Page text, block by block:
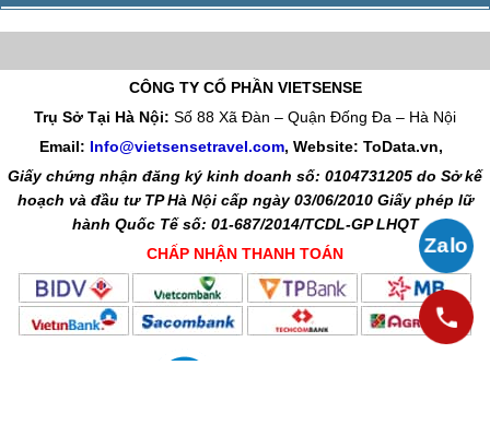
CÔNG TY CỔ PHẦN VIETSENSE
Trụ Sở Tại Hà Nội: Số 88 Xã Đàn – Quận Đống Đa – Hà Nội
Email: Info@vietsensetravel.com, Website: ToData.vn,
Giấy chứng nhận đăng ký kinh doanh số: 0104731205 do Sở kế
hoạch và đầu tư TP Hà Nội cấp ngày 03/06/2010 Giấy phép lữ
hành Quốc Tế số: 01-687/2014/TCDL-GP LHQT
CHẤP NHẬN THANH TOÁN